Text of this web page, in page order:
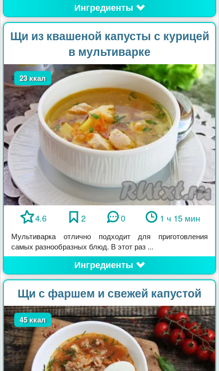
Ингредиенты
Щи из квашеной капусты с курицей
в мультиварке
23 ккал
4.6 2 0 1 ч 15 мин
Мультиварка отлично подходит для приготовления
самых разнообразных блюд. В этот раз ...
Ингредиенты
Щи с фаршем и свежей капустой
45 ккал